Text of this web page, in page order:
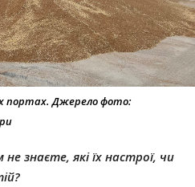
портах. Джерело фото:
знаєте, які їх настрої, чи